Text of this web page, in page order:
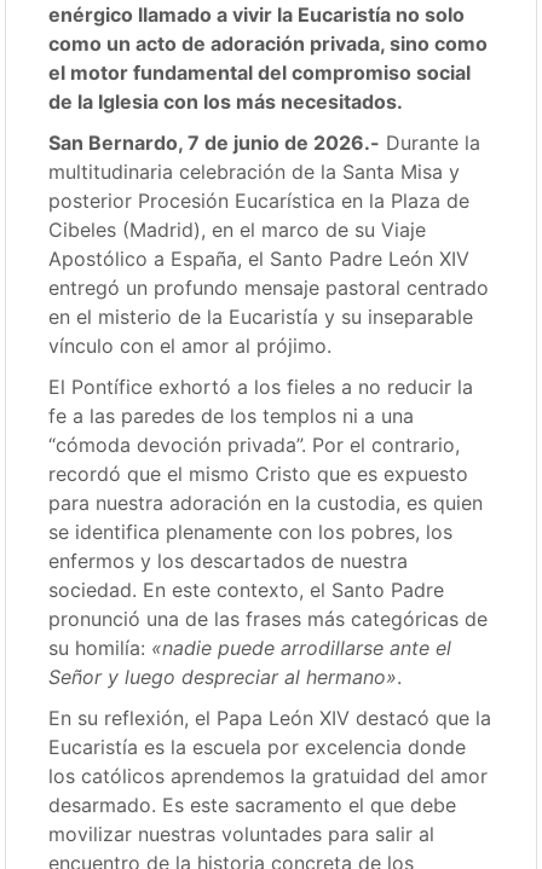
enérgico llamado a vivir la Eucaristía no solo
como un acto de adoración privada, sino como
el motor fundamental del compromiso social
de la Iglesia con los más necesitados.
San Bernardo, 7 de junio de 2026.- Durante la
multitudinaria celebración de la Santa Misa y
posterior Procesión Eucarística en la Plaza de
Cibeles (Madrid), en el marco de su Viaje
Apostólico a España, el Santo Padre León XIV
entregó un profundo mensaje pastoral centrado
en el misterio de la Eucaristía y su inseparable
vínculo con el amor al prójimo.
El Pontífice exhortó a los fieles a no reducir la
fe a las paredes de los templos ni a una
“cómoda devoción privada”. Por el contrario,
recordó que el mismo Cristo que es expuesto
para nuestra adoración en la custodia, es quien
se identifica plenamente con los pobres, los
enfermos y los descartados de nuestra
sociedad. En este contexto, el Santo Padre
pronunció una de las frases más categóricas de
su homilía: «nadie puede arrodillarse ante el
Señor y luego despreciar al hermano».
En su reflexión, el Papa León XIV destacó que la
Eucaristía es la escuela por excelencia donde
los católicos aprendemos la gratuidad del amor
desarmado. Es este sacramento el que debe
movilizar nuestras voluntades para salir al
encuentro de la historia concreta de los